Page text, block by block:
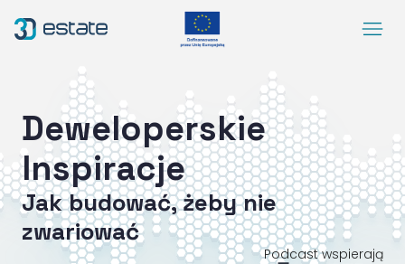
Menu
Case Study
O nas
Kontakt
DEMO
Blog ArrowRightLong
Deweloperskie
Inspiracje
Jak budować, żeby nie
zwariować
Podcast wspierają